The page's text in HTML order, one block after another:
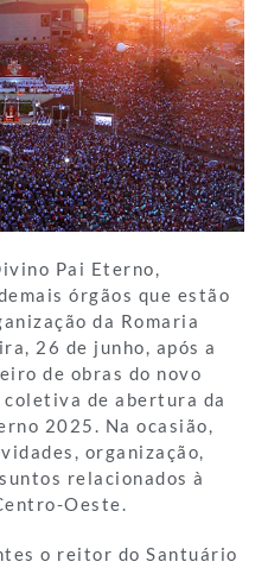
Pai Eterno,
órgãos que estão
da Romaria
26 de junho, após a
de obras do novo
de abertura da
2025. Na ocasião,
organização,
relacionados à
Oeste.
o reitor do Santuário